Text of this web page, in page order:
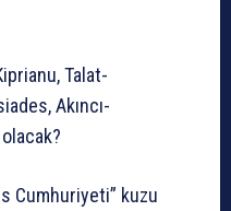
Talat-
Akıncı-
Cumhuriyeti” kuzu